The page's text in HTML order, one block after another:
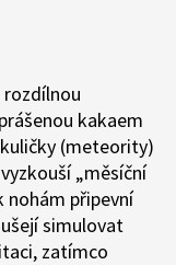
rozdílnou
kakaem
(meteority)
„měsíční
nohám připevní
simulovat
zatímco